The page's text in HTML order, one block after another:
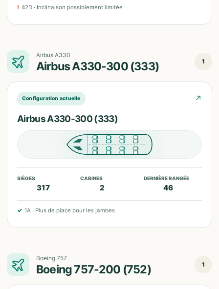
! 42D · Inclinaison possiblement limitée
Airbus A330
Airbus A330-300 (333) 1
Configuration actuelle ↗
Airbus A330-300 (333)
SIÈGES
317
CABINES
2
DERNIÈRE RANGÉE
46
✓ 1A · Plus de place pour les jambes
Boeing 757
Boeing 757-200 (752) 1